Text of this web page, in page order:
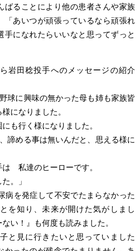
ばることにより他の患者さんや家族
「あいつが頑張っているなら頑張れ
手になれたらいいなと思ってずっと
岩田稔投手へのメッセージの紹介
球に興味の無かった母も姉も家族皆
になりました。
も行く様になりました。
諦める事は無いんだと、思える様に
は 私達のヒーローです。
。」
病を発症して不安でたまらなかった
を知り、未来が開けた気がしまし
い！』も何度も読みました。
と見に行きたいと思っていました